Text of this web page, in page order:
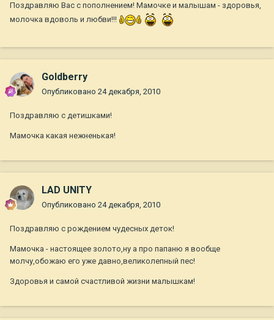
Поздравляю Вас с пополнением! Мамочке и малышам - здоровья,
молочка вдоволь и любви!!!
Goldberry
Опубликовано 24 декабря, 2010
Поздравляю с детишками!
Мамочка какая нежненькая!
LAD UNITY
Опубликовано 24 декабря, 2010
Поздравляю с рождением чудесных деток!
Мамочка - настоящее золото,ну а про папаню я вообще
молчу,обожаю его уже давно,великолепный пес!
Здоровья и самой счастливой жизни малышкам!